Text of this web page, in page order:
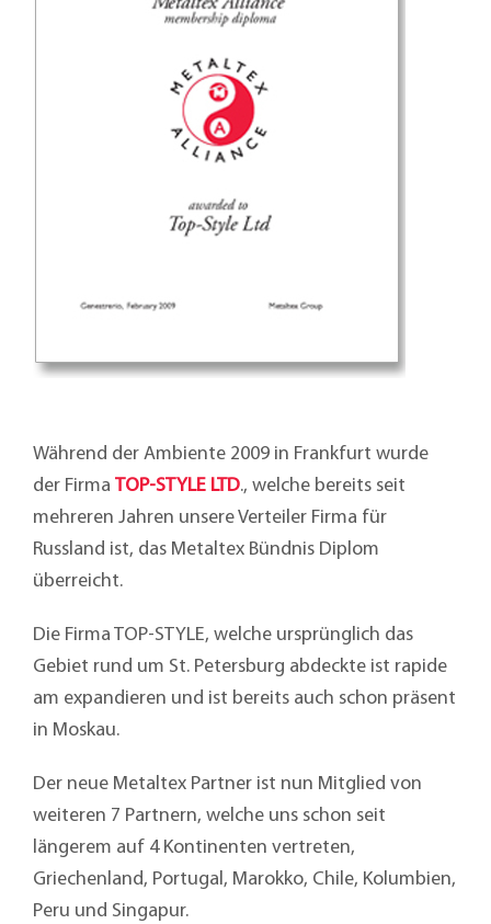
Während der Ambiente 2009 in Frankfurt wurde
der Firma TOP-STYLE LTD., welche bereits seit
mehreren Jahren unsere Verteiler Firma für
Russland ist, das Metaltex Bündnis Diplom
überreicht.
Die Firma TOP-STYLE, welche ursprünglich das
Gebiet rund um St. Petersburg abdeckte ist rapide
am expandieren und ist bereits auch schon präsent
in Moskau.
Der neue Metaltex Partner ist nun Mitglied von
weiteren 7 Partnern, welche uns schon seit
längerem auf 4 Kontinenten vertreten,
Griechenland, Portugal, Marokko, Chile, Kolumbien,
Peru und Singapur.